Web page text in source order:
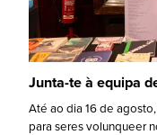
Junta-te à equipa
Até ao dia 16 de
para seres volunqueer